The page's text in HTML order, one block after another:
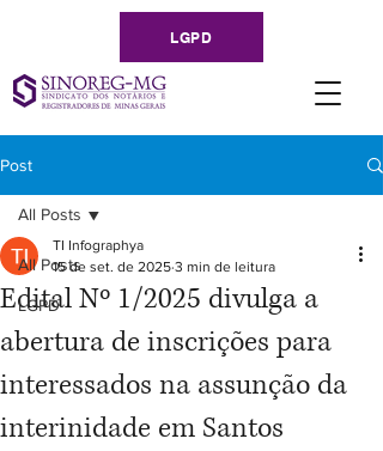
LGPD
Post
All Posts
LGPD
All Posts
Edital Nº 1/2025 divulga a
abertura de inscrições para
interessados na assunção da
interinidade em Santos
TI Infographya
15 de set. de 2025 3 min de leitura